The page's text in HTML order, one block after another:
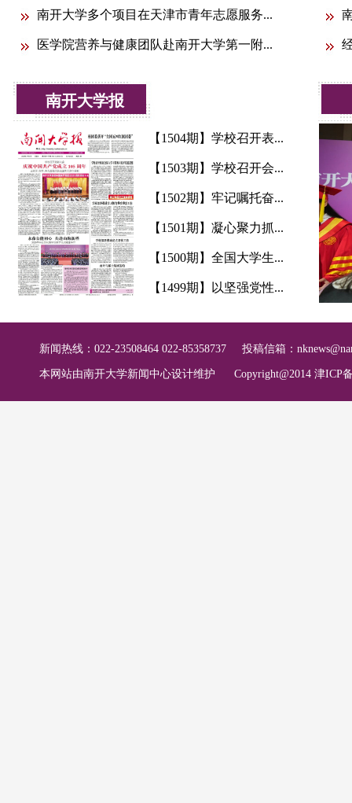
南开大学多个项目在天津市青年志愿服务...
医学院营养与健康团队赴南开大学第一附...
南开大学报
【1504期】学校召开表...
【1503期】学校召开会...
【1502期】牢记嘱托奋...
【1501期】凝心聚力抓...
【1500期】全国大学生...
【1499期】以坚强党性...
新闻热线：022-23508464 022-85358737 投稿信箱：
本网站由南开大学新闻中心设计维护 Copyright@2014 津ICP